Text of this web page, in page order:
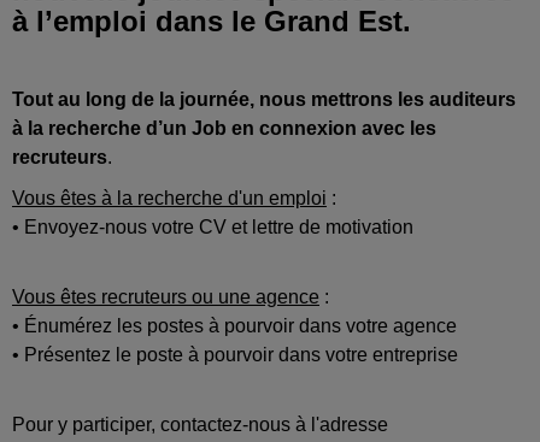
à l’emploi dans le Grand Est.
Tout au long de la journée, nous mettrons les auditeurs
à la recherche d’un Job en connexion avec les
recruteurs.
Vous êtes à la recherche d'un emploi :
• Envoyez-nous votre CV et lettre de motivation
Vous êtes recruteurs ou une agence :
• Énumérez les postes à pourvoir dans votre agence
• Présentez le poste à pourvoir dans votre entreprise
Pour y participer, contactez-nous à l'adresse